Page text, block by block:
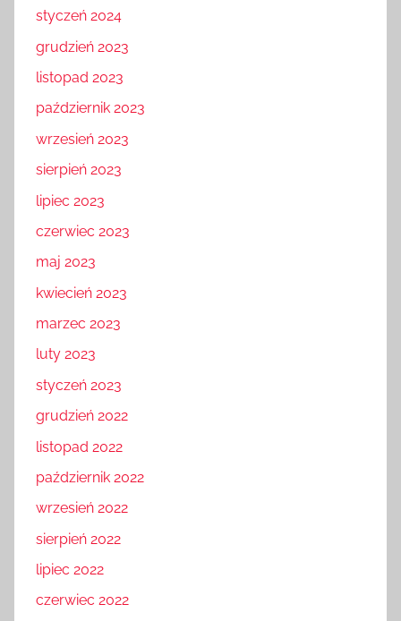
styczeń 2024
grudzień 2023
listopad 2023
październik 2023
wrzesień 2023
sierpień 2023
lipiec 2023
czerwiec 2023
maj 2023
kwiecień 2023
marzec 2023
luty 2023
styczeń 2023
grudzień 2022
listopad 2022
październik 2022
wrzesień 2022
sierpień 2022
lipiec 2022
czerwiec 2022